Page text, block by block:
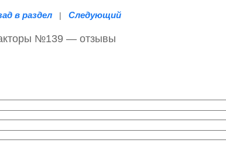
в раздел | Следующий
№139 — отзывы